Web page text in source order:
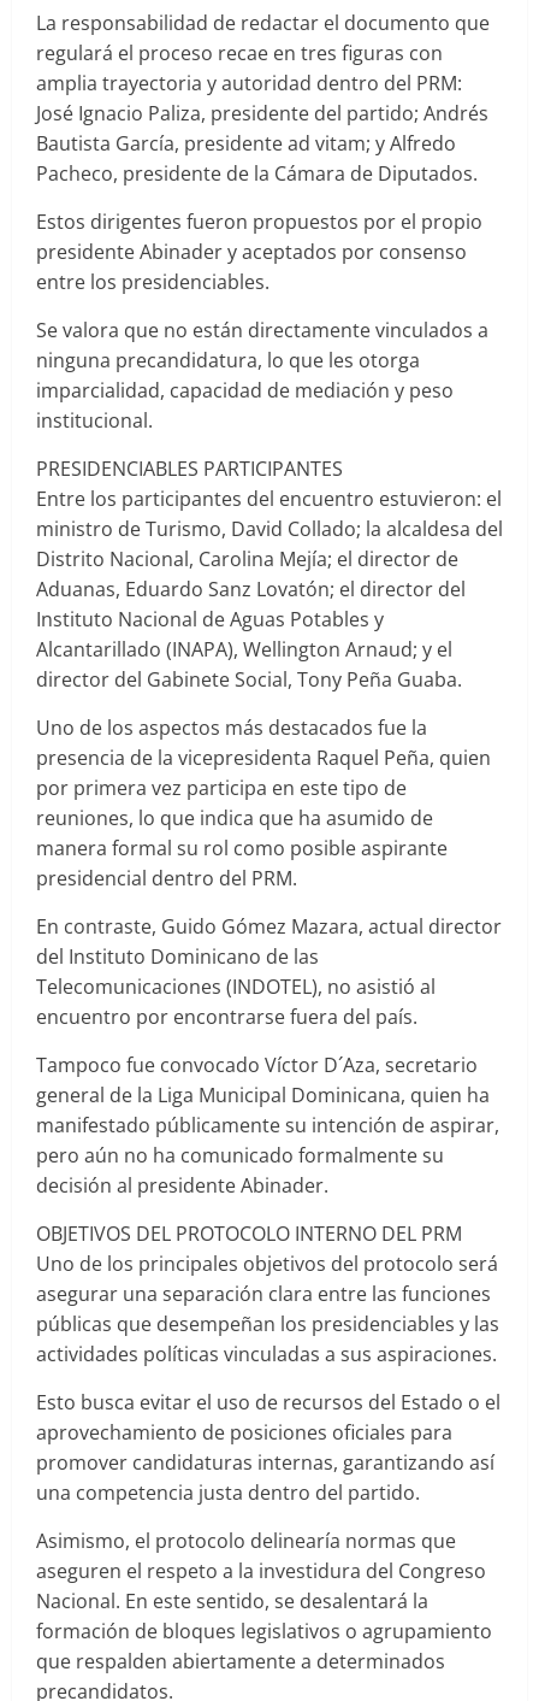
La responsabilidad de redactar el documento que
regulará el proceso recae en tres figuras con
amplia trayectoria y autoridad dentro del PRM:
José Ignacio Paliza, presidente del partido; Andrés
Bautista García, presidente ad vitam; y Alfredo
Pacheco, presidente de la Cámara de Diputados.
Estos dirigentes fueron propuestos por el propio
presidente Abinader y aceptados por consenso
entre los presidenciables.
Se valora que no están directamente vinculados a
ninguna precandidatura, lo que les otorga
imparcialidad, capacidad de mediación y peso
institucional.
PRESIDENCIABLES PARTICIPANTES
Entre los participantes del encuentro estuvieron: el
ministro de Turismo, David Collado; la alcaldesa del
Distrito Nacional, Carolina Mejía; el director de
Aduanas, Eduardo Sanz Lovatón; el director del
Instituto Nacional de Aguas Potables y
Alcantarillado (INAPA), Wellington Arnaud; y el
director del Gabinete Social, Tony Peña Guaba.
Uno de los aspectos más destacados fue la
presencia de la vicepresidenta Raquel Peña, quien
por primera vez participa en este tipo de
reuniones, lo que indica que ha asumido de
manera formal su rol como posible aspirante
presidencial dentro del PRM.
En contraste, Guido Gómez Mazara, actual director
del Instituto Dominicano de las
Telecomunicaciones (INDOTEL), no asistió al
encuentro por encontrarse fuera del país.
Tampoco fue convocado Víctor D´Aza, secretario
general de la Liga Municipal Dominicana, quien ha
manifestado públicamente su intención de aspirar,
pero aún no ha comunicado formalmente su
decisión al presidente Abinader.
OBJETIVOS DEL PROTOCOLO INTERNO DEL PRM
Uno de los principales objetivos del protocolo será
asegurar una separación clara entre las funciones
públicas que desempeñan los presidenciables y las
actividades políticas vinculadas a sus aspiraciones.
Esto busca evitar el uso de recursos del Estado o el
aprovechamiento de posiciones oficiales para
promover candidaturas internas, garantizando así
una competencia justa dentro del partido.
Asimismo, el protocolo delinearía normas que
aseguren el respeto a la investidura del Congreso
Nacional. En este sentido, se desalentará la
formación de bloques legislativos o agrupamiento
que respalden abiertamente a determinados
precandidatos.